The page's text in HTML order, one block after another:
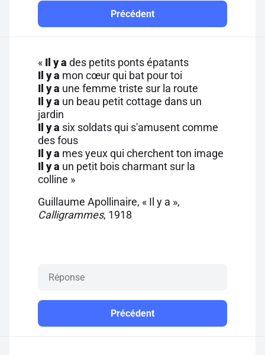
Précédent
« Il y a des petits ponts épatants
Il y a mon cœur qui bat pour toi
Il y a une femme triste sur la route
Il y a un beau petit cottage dans un
jardin
Il y a six soldats qui s'amusent comme
des fous
Il y a mes yeux qui cherchent ton image
Il y a un petit bois charmant sur la
colline »
Guillaume Apollinaire, « Il y a »,
Calligrammes, 1918
Précédent